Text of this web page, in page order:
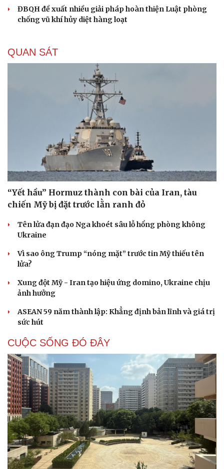
ĐBQH đề xuất nhiều giải pháp hoàn thiện Luật phòng
chống vũ khí hủy diệt hàng loạt
QUAN SÁT
“Yết hầu” Hormuz thành con bài của Iran, tàu
chiến Mỹ bị đặt trước lằn ranh đỏ
Tên lửa đạn đạo Nga khoét sâu lỗ hổng phòng không
Ukraine
Vì sao ông Trump “nóng mặt” trước tin Mỹ thiếu tên
lửa?
Xung đột Mỹ - Iran tạo hiệu ứng domino, Ukraine chịu
ảnh hưởng
ASEAN 59 năm thành lập: Khẳng định bản lĩnh và giá trị
sức hút
CUỘC SỐNG ĐÓ ĐÂY